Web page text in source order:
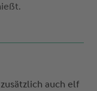
auch elf